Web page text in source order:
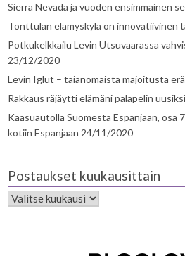
Sierra Nevada ja vuoden ensimmäinen
Tonttulan elämyskylä on innovatiivinen
Potkukelkkailu Levin Utsuvaarassa
23/12/2020
Levin Iglut – taianomaista majoitusta
Rakkaus räjäytti elämäni palapelin uusiksi
Kaasuautolla Suomesta Espanjaan, osa
kotiin Espanjaan 24/11/2020
Postaukset kuukausittain